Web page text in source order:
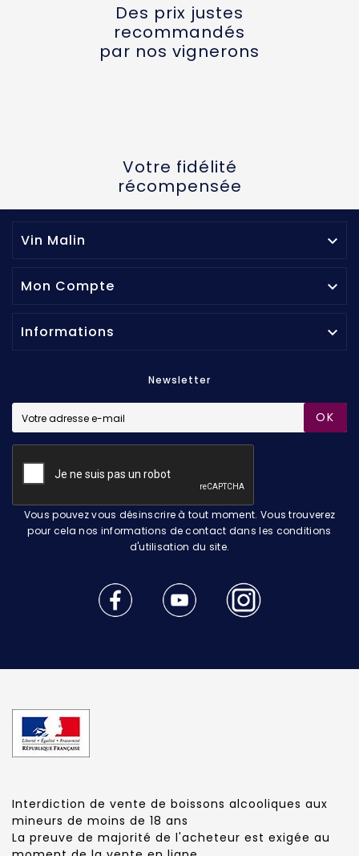
Des prix justes
recommandés
par nos vignerons
Votre fidélité
récompensée
Vin Malin 
Mon Compte 
Informations 
Newsletter
OK
Vous pouvez vous désinscrire à tout moment. Vous trouverez
pour cela nos informations de contact dans les conditions
d'utilisation du site.
Interdiction de vente de boissons alcooliques aux
mineurs de moins de 18 ans
La preuve de majorité de l'acheteur est exigée au